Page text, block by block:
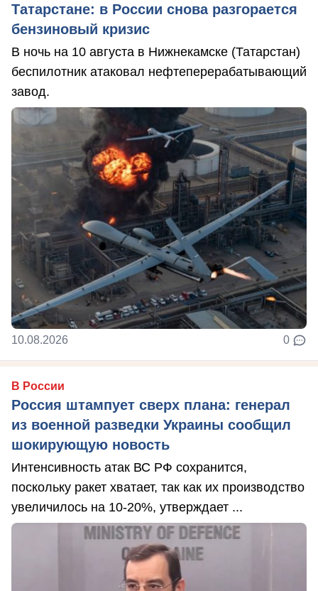
Татарстане: в России снова разгорается
бензиновый кризис
В ночь на 10 августа в Нижнекамске (Татарстан)
беспилотник атаковал нефтеперерабатывающий
завод.
10.08.2026 0
В России
Россия штампует сверх плана: генерал
из военной разведки Украины сообщил
шокирующую новость
Интенсивность атак ВС РФ сохранится,
поскольку ракет хватает, так как их производство
увеличилось на 10-20%, утверждает ...